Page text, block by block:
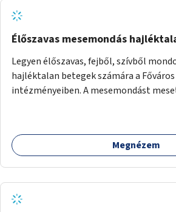
Élőszavas mesemondás
Legyen élőszavas, fejből, szívből
hajléktalan betegek számára a
intézményeiben. A mesemondást
Megnézem